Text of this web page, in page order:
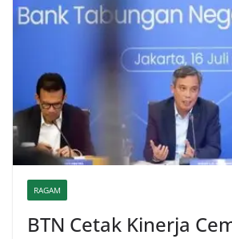
RAGAM
BTN Cetak Kinerja